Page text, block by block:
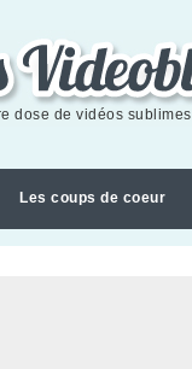
dose de vidéos sublimes
Les coups de coeur